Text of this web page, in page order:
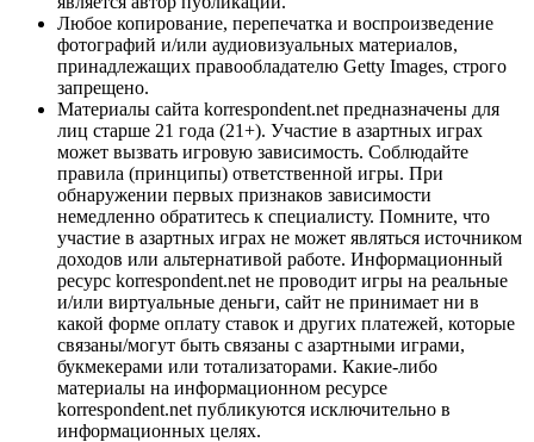
Любое копирование, перепечатка и воспроизведение
фотографий и/или аудиовизуальных материалов,
принадлежащих правообладателю Getty Images, строго
запрещено.
Материалы сайта korrespondent.net предназначены для
лиц старше 21 года (21+). Участие в азартных играх
может вызвать игровую зависимость. Соблюдайте
правила (принципы) ответственной игры. При
обнаружении первых признаков зависимости
немедленно обратитесь к специалисту. Помните, что
участие в азартных играх не может являться источником
доходов или альтернативой работе. Информационный
ресурс korrespondent.net не проводит игры на реальные
и/или виртуальные деньги, сайт не принимает ни в
какой форме оплату ставок и других платежей, которые
связаны/могут быть связаны с азартными играми,
букмекерами или тотализаторами. Какие-либо
материалы на информационном ресурсе
korrespondent.net публикуются исключительно в
информационных целях.